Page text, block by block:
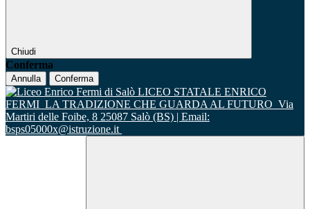
Chiudi
Conferma
Annulla Conferma
LICEO STATALE ENRICO
FERMI LA TRADIZIONE CHE GUARDA AL FUTURO Via
Martiri delle Foibe, 8 25087 Salò (BS) | Email:
bsps05000x@istruzione.it